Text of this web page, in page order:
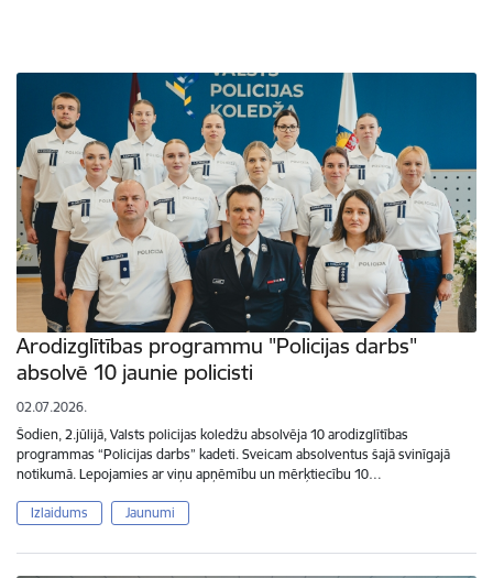
Arodizglītības programmu "Policijas darbs"
absolvē 10 jaunie policisti
02.07.2026.
Šodien, 2.jūlijā, Valsts policijas koledžu absolvēja 10 arodizglītības
programmas “Policijas darbs” kadeti. Sveicam absolventus šajā svinīgajā
notikumā. Lepojamies ar viņu apņēmību un mērķtiecību 10…
Izlaidums Jaunumi